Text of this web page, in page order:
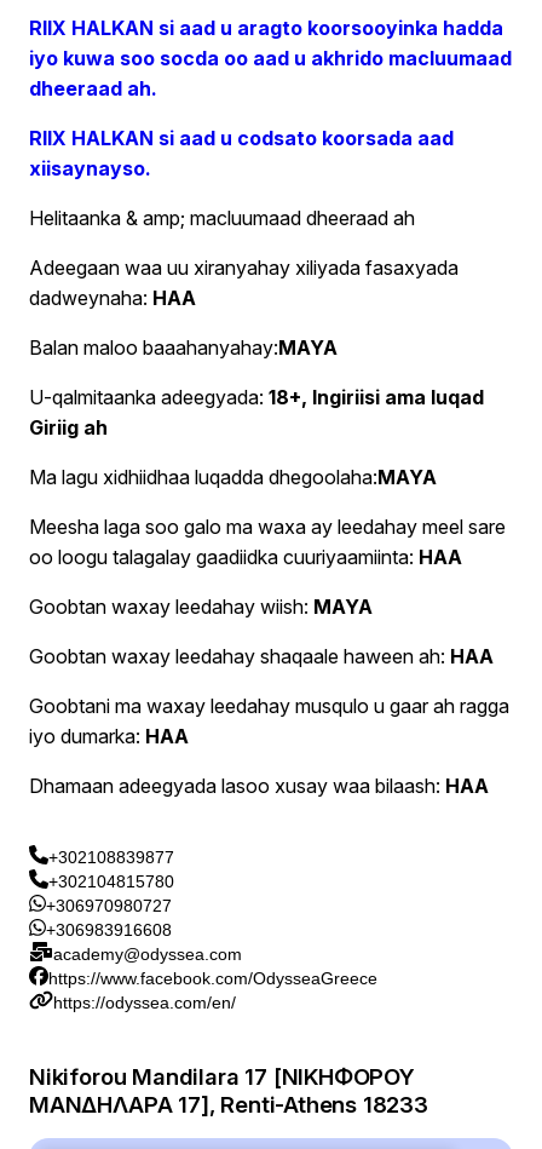
RIIX HALKAN si aad u aragto koorsooyinka hadda
iyo kuwa soo socda oo aad u akhrido macluumaad
dheeraad ah.
RIIX HALKAN si aad u codsato koorsada aad
xiisaynayso.
Helitaanka & amp; macluumaad dheeraad ah
Adeegaan waa uu xiranyahay xiliyada fasaxyada
dadweynaha: HAA
Balan maloo baaahanyahay:MAYA
U-qalmitaanka adeegyada: 18+, Ingiriisi ama luqad
Giriig ah
Ma lagu xidhiidhaa luqadda dhegoolaha:MAYA
Meesha laga soo galo ma waxa ay leedahay meel sare
oo loogu talagalay gaadiidka cuuriyaamiinta: HAA
Goobtan waxay leedahay wiish: MAYA
Goobtan waxay leedahay shaqaale haween ah: HAA
Goobtani ma waxay leedahay musqulo u gaar ah ragga
iyo dumarka: HAA
Dhamaan adeegyada lasoo xusay waa bilaash: HAA
+302108839877
+302104815780
+306970980727
+306983916608
academy@odyssea.com
https://www.facebook.com/OdysseaGreece
https://odyssea.com/en/
Nikiforou Mandilara 17 [ΝΙΚΗΦΟΡΟΥ
ΜΑΝΔΗΛΑΡΑ 17], Renti-Athens 18233